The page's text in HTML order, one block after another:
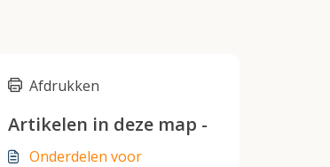
Afdrukken
Artikelen in deze map -
Onderdelen voor